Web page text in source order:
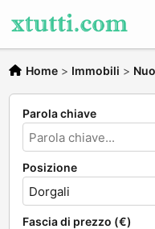
Home > Immobili >
Parola chiave
Posizione
Fascia di prezzo (€)